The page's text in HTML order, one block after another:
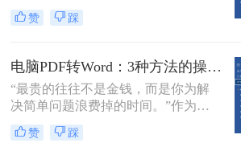
Word后，格式全乱了？”——这是小
编在后台收到最多的问题之一。相信
疼：一份精心排版的报告、合同或方
案，转换后却面目全非，表格错位、
字体变异、版面混乱，不得不花费大
量时间重新调整。
赞 踩
电脑PDF转Word：3种方法的操作步骤和常见报错处理！
“最贵的往往不是金钱，而是你为解
决简单问题浪费掉的时间。”作为专
注电脑办公软件测评多年的博
主，“电脑怎么将pdf转换成word免
赞 踩